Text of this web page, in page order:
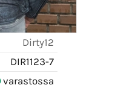
Dirty12
DIR1123-7
varastossa